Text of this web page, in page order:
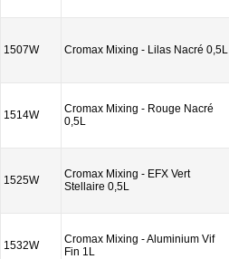
1507W Cromax Mixing - Lilas Nacré 0,5L
1514W
Cromax Mixing - Rouge Nacré
0,5L
1525W
Cromax Mixing - EFX Vert
Stellaire 0,5L
1532W
Cromax Mixing - Aluminium Vif
Fin 1L